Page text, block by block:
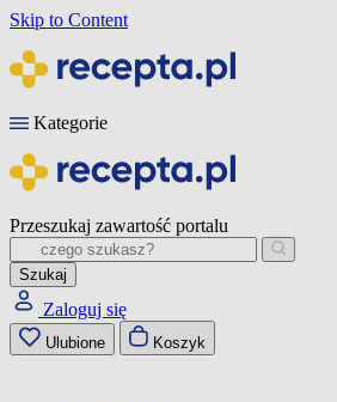
Skip to Content
Kategorie
Przeszukaj zawartość portalu
Szukaj
Zaloguj się
Ulubione Koszyk